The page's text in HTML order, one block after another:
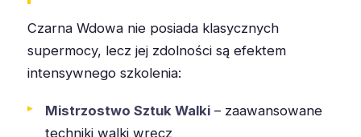
Czarna Wdowa nie posiada klasycznych
supermocy, lecz jej zdolności są efektem
intensywnego szkolenia:
Mistrzostwo Sztuk Walki – zaawansowane
techniki walki wręcz